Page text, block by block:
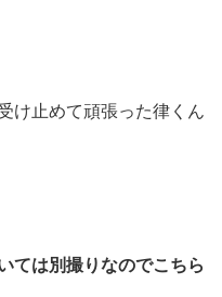
け止めて頑張った律くん
ては別撮りなのでこちら